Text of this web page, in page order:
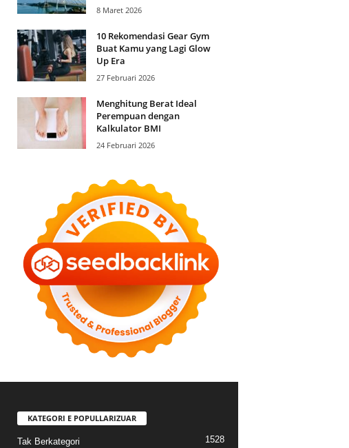
8 Maret 2026
10 Rekomendasi Gear Gym
Buat Kamu yang Lagi Glow
Up Era
27 Februari 2026
Menghitung Berat Ideal
Perempuan dengan
Kalkulator BMI
24 Februari 2026
KATEGORI E POPULLARIZUAR
Tak Berkategori 1528